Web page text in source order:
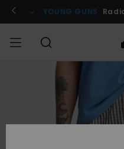
informazioni
prodotto
! YOUNG GUNS
Nuovi
Surf
Uomo
Uomo
Uomo
Accedi